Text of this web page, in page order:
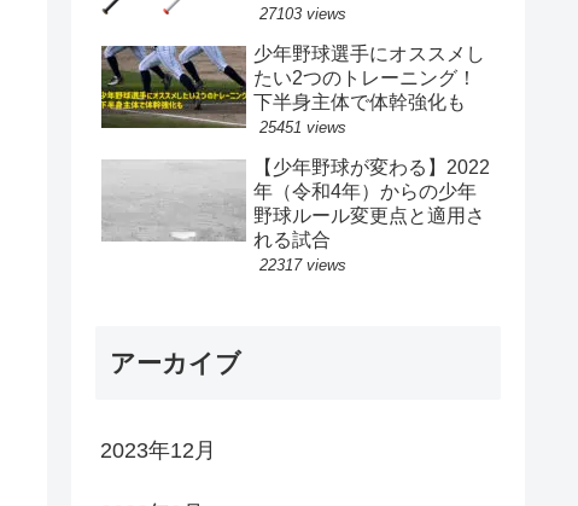
27103 views
少年野球選手にオススメし
たい2つのトレーニング！
下半身主体で体幹強化も
25451 views
【少年野球が変わる】2022
年（令和4年）からの少年
野球ルール変更点と適用さ
れる試合
22317 views
アーカイブ
2023年12月